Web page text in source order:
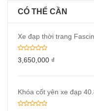
CÓ THỂ CẦN
Xe đạp thời trang
3,650,000 ₫
Khóa cốt yên xe đạp